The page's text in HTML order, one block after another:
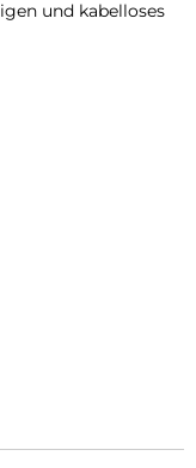
und kabelloses